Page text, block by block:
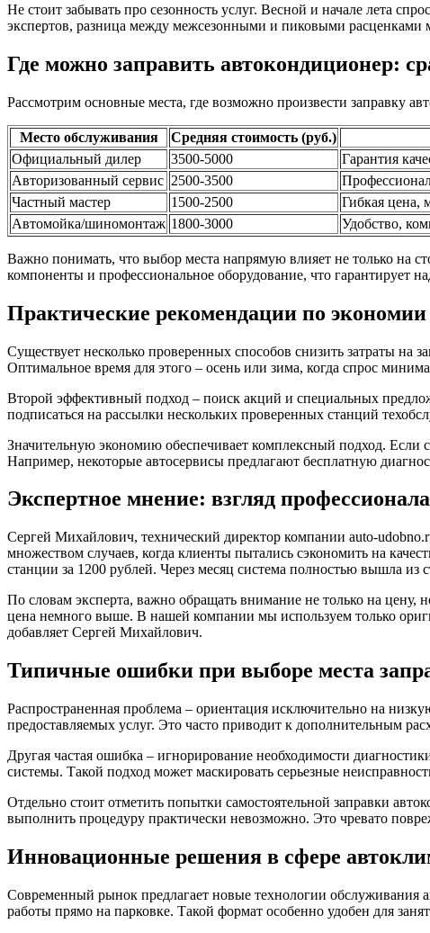
Не стоит забывать про сезонность услуг. Весной и начале лета
экспертов, разница между межсезонными и пиковыми расценками
Где можно заправить автокондиционер:
Рассмотрим основные места, где возможно произвести заправку
Место обслуживания Средняя стоимость (руб.)
Официальный дилер
3500-5000 Гарантия
Авторизованный сервис 2500-3500
Частный мастер
1500-2500 Гибкая цена,
Автомойка/шиномонтаж 1800-3000 Удобство,
Важно понимать, что выбор места напрямую влияет не только на
компоненты и профессиональное оборудование, что гарантирует
Практические рекомендации по экономии
Существует несколько проверенных способов снизить затраты на
Оптимальное время для этого – осень или зима, когда спрос
Второй эффективный подход – поиск акций и специальных
подписаться на рассылки нескольких проверенных станций
Значительную экономию обеспечивает комплексный подход. Если
Например, некоторые автосервисы предлагают бесплатную
Экспертное мнение: взгляд профессионала
Сергей Михайлович, технический директор компании auto-
множеством случаев, когда клиенты пытались сэкономить на
станции за 1200 рублей. Через месяц система полностью вышла из
По словам эксперта, важно обращать внимание не только на
цена немного выше. В нашей компании мы используем только
добавляет Сергей Михайлович.
Типичные ошибки при выборе места
Распространенная проблема – ориентация исключительно на
предоставляемых услуг. Это часто приводит к дополнительным
Другая частая ошибка – игнорирование необходимости
системы. Такой подход может маскировать серьезные
Отдельно стоит отметить попытки самостоятельной заправки
выполнить процедуру практически невозможно. Это чревато
Инновационные решения в сфере
Современный рынок предлагает новые технологии обслуживания
работы прямо на парковке. Такой формат особенно удобен для